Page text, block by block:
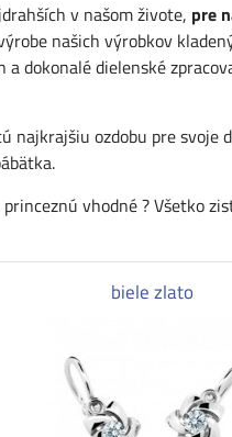
v našom živote, pre
našich výrobkov
dokonalé dielenské
najkrajšiu ozdobu pre svoje
vhodné ? Všetko
biele zlato